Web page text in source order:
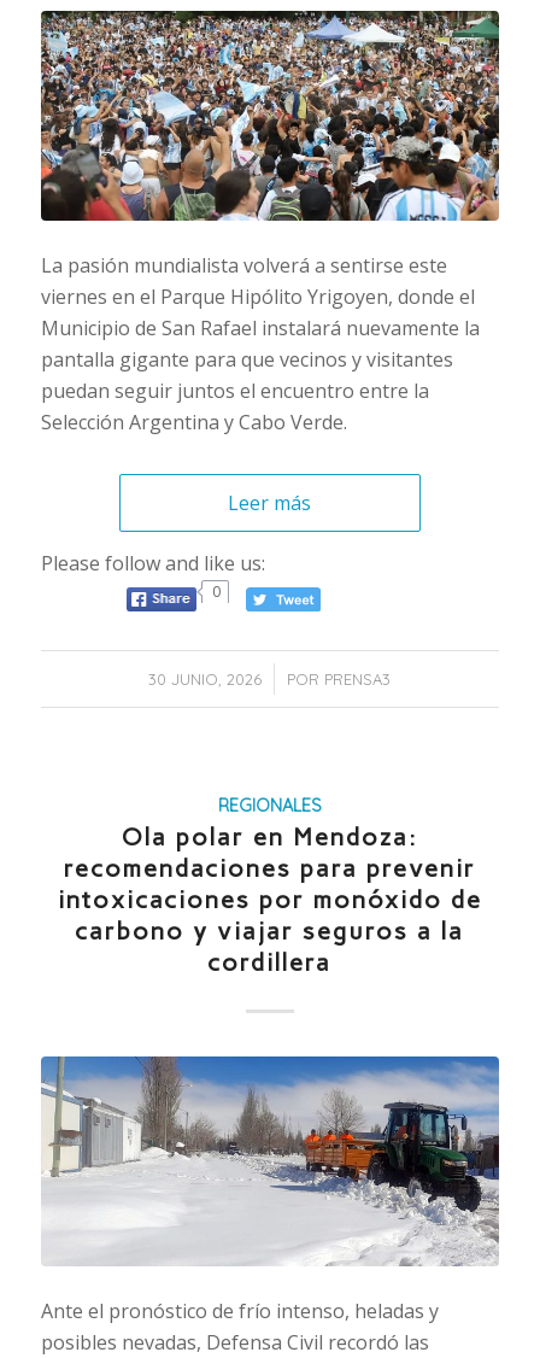
La pasión mundialista volverá a sentirse este
viernes en el Parque Hipólito Yrigoyen, donde el
Municipio de San Rafael instalará nuevamente la
pantalla gigante para que vecinos y visitantes
puedan seguir juntos el encuentro entre la
Selección Argentina y Cabo Verde.
Leer más
Please follow and like us:
0
30 JUNIO, 2026
/ POR PRENSA3
REGIONALES
Ola polar en Mendoza:
recomendaciones para prevenir
intoxicaciones por monóxido de
carbono y viajar seguros a la
cordillera
Ante el pronóstico de frío intenso, heladas y
posibles nevadas, Defensa Civil recordó las